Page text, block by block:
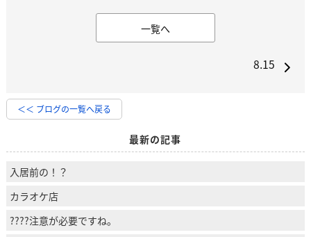
一覧へ
8.15
＜＜ ブログの一覧へ戻る
最新の記事
入居前の！？
カラオケ店
????注意が必要ですね。